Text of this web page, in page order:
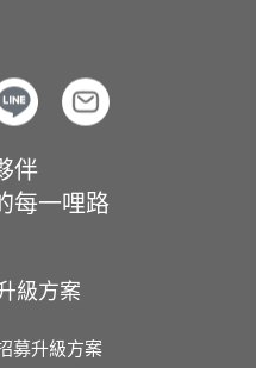
伴
每一哩路
級方案
募升級方案